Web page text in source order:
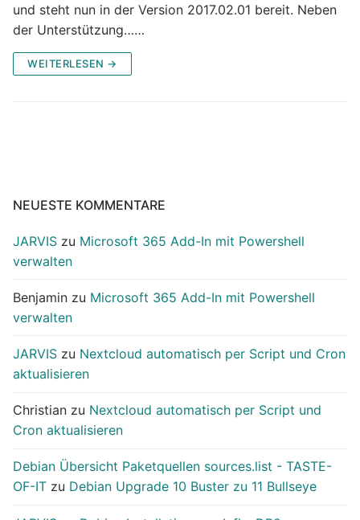
und steht nun in der Version 2017.02.01 bereit. Neben
der Unterstützung……
WEITERLESEN →
NEUESTE KOMMENTARE
JARVIS zu Microsoft 365 Add-In mit Powershell
verwalten
Benjamin zu Microsoft 365 Add-In mit Powershell
verwalten
JARVIS zu Nextcloud automatisch per Script und Cron
aktualisieren
Christian zu Nextcloud automatisch per Script und
Cron aktualisieren
Debian Übersicht Paketquellen sources.list - TASTE-
OF-IT zu Debian Upgrade 10 Buster zu 11 Bullseye